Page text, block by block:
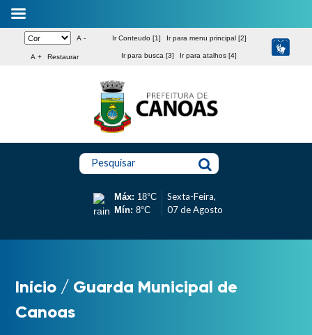
A -
A + Restaurar
Ir Conteudo [1] Ir para menu principal [2]
Ir para busca [3] Ir para atalhos [4]
Pesquisar
Máx: 18°C
Mín: 8°C
Sexta-Feira,
07 de Agosto
Início / Guarda Municipal de
Canoas